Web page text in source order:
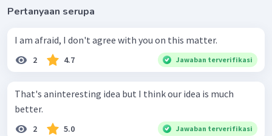
Pertanyaan serupa
I am afraid, I don't agree with you on this matter.
2 4.7 Jawaban terverifikasi
That's aninteresting idea but I think our idea is much
better.
2 5.0 Jawaban terverifikasi